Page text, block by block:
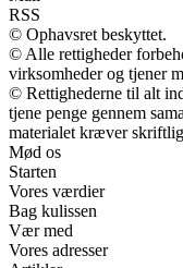
RSS
© Ophavsret beskyttet.
© Alle rettigheder
virksomheder og tjener
© Rettighederne til alt
tjene penge gennem
materialet kræver
Mød os
Starten
Vores værdier
Bag kulissen
Vær med
Vores adresser